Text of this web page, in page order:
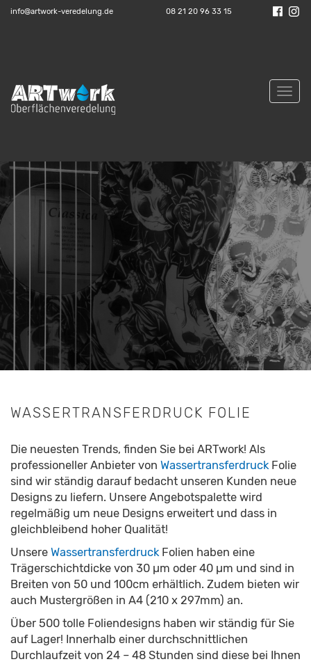
info@artwork-veredelung.de 08 21 20 96 33 15
WASSERTRANSFERDRUCK FOLIE
Die neuesten Trends, finden Sie bei ARTwork! Als
professioneller Anbieter von WassertransferdruckFolie
sind wir ständig darauf bedacht unseren Kunden neue
Designs zu liefern. Unsere Angebotspalette wird
regelmäßig um neue Designs erweitert und dass in
gleichbleibend hoher Qualität!
Unsere WassertransferdruckFolien haben eine
Trägerschichtdicke von 30 µm oder 40 µm und sind in
Breiten von 50 und 100cm erhältlich. Zudem bieten wir
auch Mustergrößen in A4 (210 x 297mm) an.
Über 500 tolle Foliendesigns haben wir ständig für Sie
auf Lager! Innerhalb einer durchschnittlichen
Durchlaufzeit von 24 – 48 Stunden sind diese bei Ihnen